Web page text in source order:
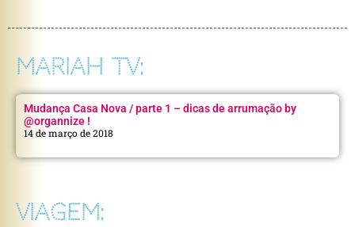
MARIAH TV:
Mudança Casa Nova / parte 1 – dicas de arrumação by
@organnize !
14 de março de 2018
VIAGEM: